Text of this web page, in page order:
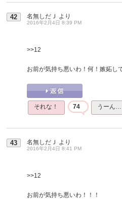
42 名無しだＪ より
2016年2月4日 8:39 PM
>>12
お前が気持ち悪いわ！何！嫉妬し
それな！ 74 うーん…
43 名無しだＪ より
2016年2月4日 8:41 PM
>>12
お前が気持ち悪いわ！！！